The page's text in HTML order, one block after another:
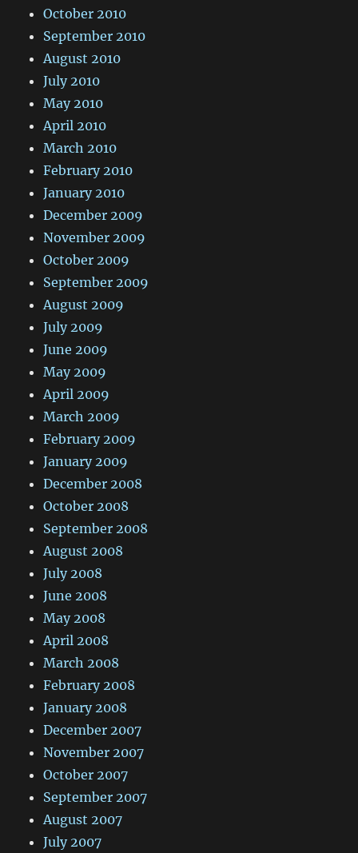
October 2010
September 2010
August 2010
July 2010
May 2010
April 2010
March 2010
February 2010
January 2010
December 2009
November 2009
October 2009
September 2009
August 2009
July 2009
June 2009
May 2009
April 2009
March 2009
February 2009
January 2009
December 2008
October 2008
September 2008
August 2008
July 2008
June 2008
May 2008
April 2008
March 2008
February 2008
January 2008
December 2007
November 2007
October 2007
September 2007
August 2007
July 2007